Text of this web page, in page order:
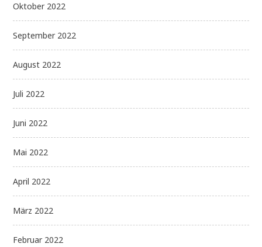
Oktober 2022
September 2022
August 2022
Juli 2022
Juni 2022
Mai 2022
April 2022
März 2022
Februar 2022